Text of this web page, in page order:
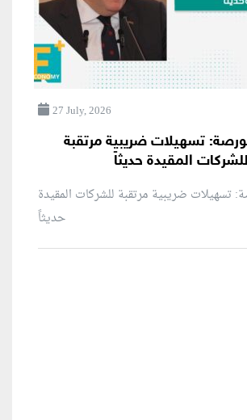
27 July, 2026
تسهيلات ضريبية مرتقبة
للشركات المقيدة حديثاً
تسهيلات ضريبية مرتقبة للشركات المقيدة